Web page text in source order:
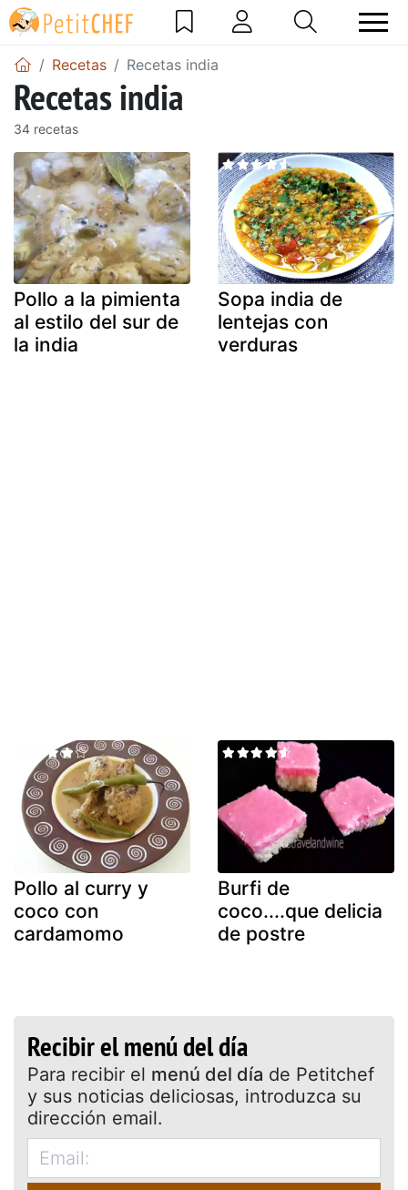
Recetas Recetas india
Recetas india
34 recetas
Pollo a la pimienta
al estilo del sur de
la india
Sopa india de
lentejas con
verduras
Pollo al curry y
coco con
cardamomo
Burfi de
coco....que delicia
de postre
Recibir el menú del día
Para recibir el menú del día de Petitchef
y sus noticias deliciosas, introduzca su
dirección email.